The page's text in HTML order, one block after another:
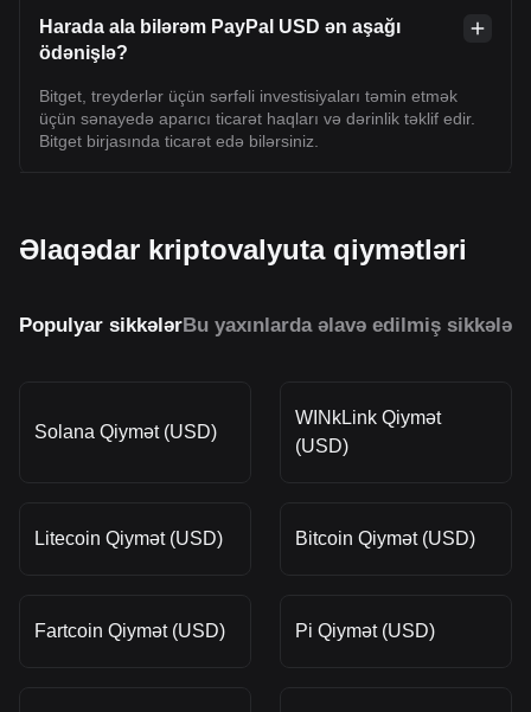
Harada ala bilərəm PayPal USD ən aşağı
ödənişlə?
Bitget, treyderlər üçün sərfəli investisiyaları təmin etmək
üçün sənayedə aparıcı ticarət haqları və dərinlik təklif edir.
Bitget birjasında ticarət edə bilərsiniz.
Əlaqədar kriptovalyuta qiymətləri
Populyar sikkələrBu yaxınlarda əlavə edilmiş sikkələr
Solana Qiymət (USD)
WINkLink Qiymət
(USD)
Litecoin Qiymət (USD) Bitcoin Qiymət (USD)
Fartcoin Qiymət (USD) Pi Qiymət (USD)